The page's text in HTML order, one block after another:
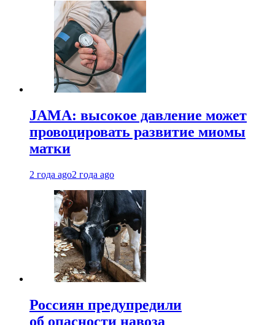
JAMA: высокое давление может
провоцировать развитие миомы
матки
2 года ago2 года ago
Россиян предупредили
об опасности навоза